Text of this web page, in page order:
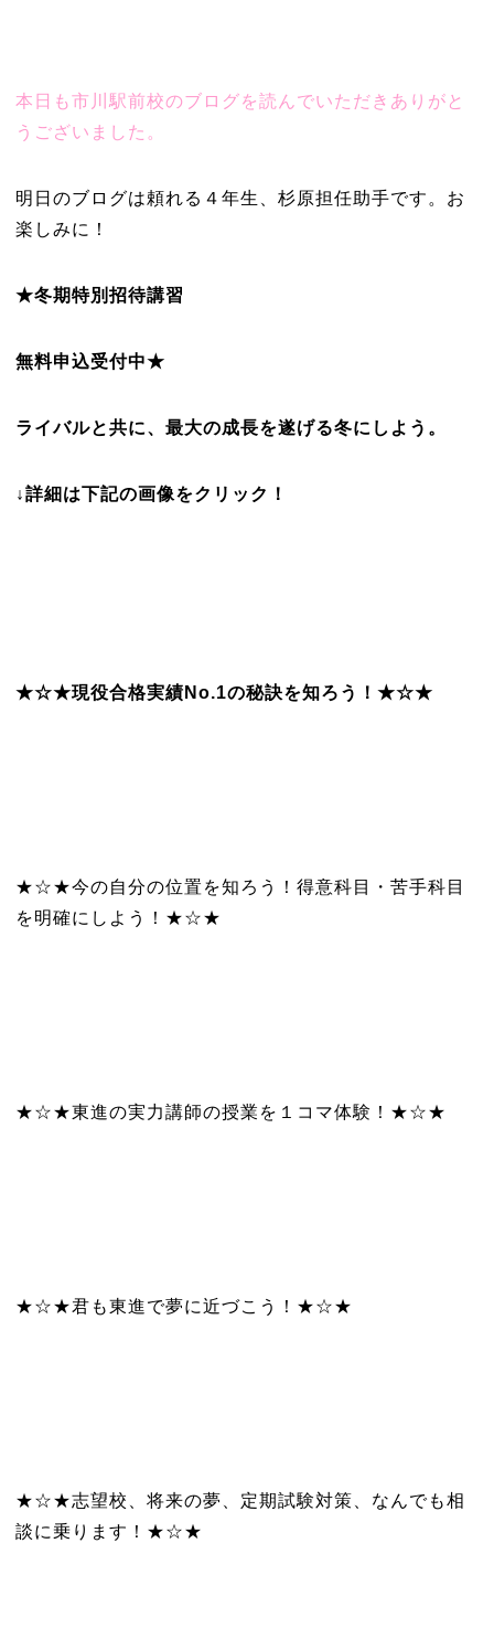
本日も市川駅前校のブログを読んでいただきありがと
うございました。
明日のブログは頼れる４年生、杉原担任助手です。お
楽しみに！
★冬期特別招待講習
無料申込受付中★
ラ イバルと共に、最大の成長を遂げる冬にしよう。
↓詳細は下記の画像をクリック！
★☆★現役合格実績No.1の秘訣を知ろう！★☆★
★☆★今の自分の位置を知ろう！得意科目・苦手科目
を明確にしよう！★☆★
★☆★東進の実力講師の授業を１コマ体験！★☆★
★☆★君も東進で夢に近づこう！★☆★
★☆★志望校、将来の夢、定期試験対策、なんでも相
談に乗ります！★☆★